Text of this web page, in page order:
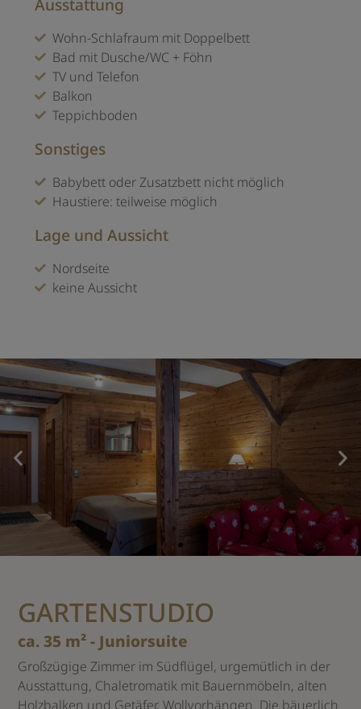
Wohn-Schlafraum mit Doppelbett
Bad mit Dusche/WC + Föhn
TV und Telefon
Balkon
Teppichboden
Sonstiges
Babybett oder Zusatzbett nicht möglich
Haustiere: teilweise möglich
Lage und Aussicht
Nordseite
keine Aussicht
GARTENSTUDIO
ca. 35 m² - Juniorsuite
Großzügige Zimmer im Südflügel, urgemütlich in der
Ausstattung, Chaletromatik mit Bauernmöbeln, alten
Holzbalken und Getäfer, Wollvorhängen. Die bäuerlich